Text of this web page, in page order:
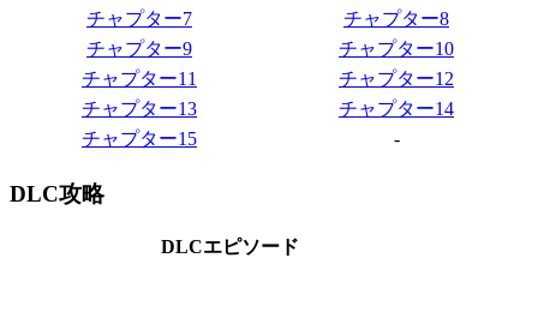
チャプター7
チャプター8
チャプター9
チャプター10
チャプター11
チャプター12
チャプター13
チャプター14
チャプター15
-
DLC攻略
DLCエピソード